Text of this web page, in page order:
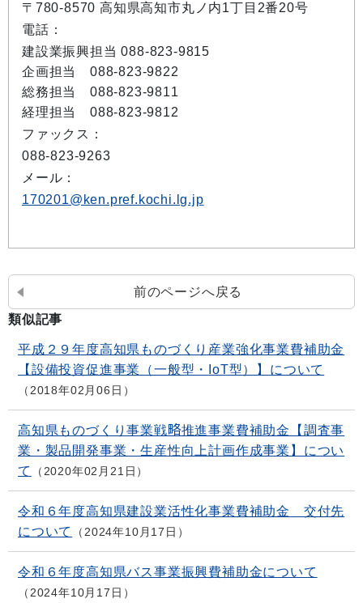
〒780-8570 高知県高知市丸ノ内1丁目2番20号
電話：
建設業振興担当 088-823-9815
企画担当 088-823-9822
総務担当 088-823-9811
経理担当 088-823-9812
ファックス：
088-823-9263
メール：
170201@ken.pref.kochi.lg.jp
前のページへ戻る
類似記事
平成２９年度高知県ものづくり産業強化事業費補助金
【設備投資促進事業（一般型・IoT型）】について
2018年02月06日
高知県ものづくり事業戦略推進事業費補助金【調査事
業・製品開発事業・生産性向上計画作成事業】につい
て
2020年02月21日
令和６年度高知県建設業活性化事業費補助金 交付先
について
2024年10月17日
令和６年度高知県バス事業振興費補助金について
2024年10月17日